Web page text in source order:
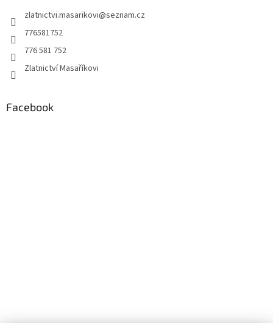
zlatnictvi.masarikovi@seznam.cz
776581752
776 581 752
Zlatnictví Masaříkovi
Facebook